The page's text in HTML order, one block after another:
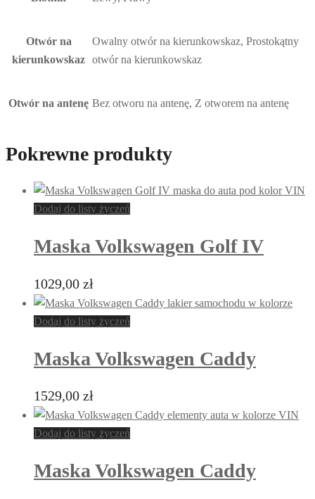
Otwór na
kierunkowskaz
Owalny otwór na kierunkowskaz, Prostokątny
otwór na kierunkowskaz
Otwór na antenę Bez otworu na antenę, Z otworem na antenę
Pokrewne produkty
Dodaj do listy życzeń
Maska Volkswagen Golf IV
1029,00 zł
Dodaj do listy życzeń
Maska Volkswagen Caddy
1529,00 zł
Dodaj do listy życzeń
Maska Volkswagen Caddy